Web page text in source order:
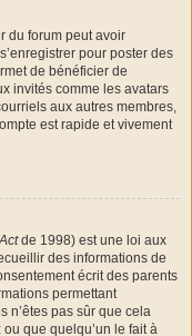
du forum peut avoir
pour poster des
de bénéficier de
invités comme les avatars
aux autres membres,
est rapide et vivement
de 1998) est une loi aux
des informations de
écrit des parents
permettant
n’êtes pas sûr que cela
que quelqu’un le fait à